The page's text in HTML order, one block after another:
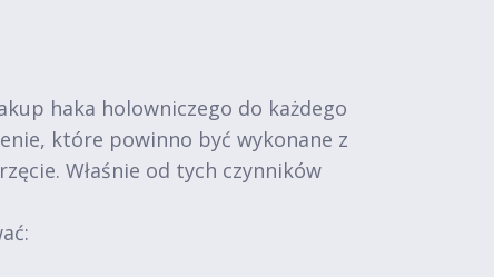
haka holowniczego do każdego
które powinno być wykonane z
Właśnie od tych czynników